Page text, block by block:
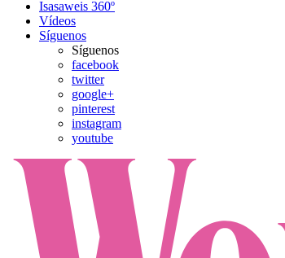
Isasaweis 360º
Vídeos
Síguenos
Síguenos
facebook
twitter
google+
pinterest
instagram
youtube